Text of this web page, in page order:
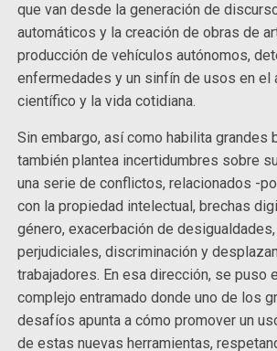
que van desde la generación de
automáticos y la creación de obras de
producción de vehículos autónomos,
enfermedades y un sinfín de usos en el
científico y la vida cotidiana.
Sin embargo, así como habilita grandes
también plantea incertidumbres sobre
una serie de conflictos, relacionados -
con la propiedad intelectual, brechas
género, exacerbación de
perjudiciales, discriminación y
trabajadores. En esa dirección, se puso
complejo entramado donde uno de los
desafíos apunta a cómo promover un
de estas nuevas herramientas,